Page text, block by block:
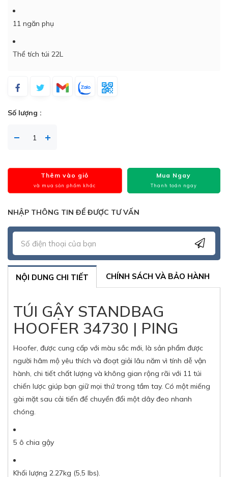
11 ngăn phụ
Thể tích túi 22L
Số lượng :
Thêm vào giỏ
và mua sản phẩm khác
Mua Ngay
Thanh toán ngay
NHẬP THÔNG TIN ĐỂ ĐƯỢC TƯ VẤN
NỘI DUNG CHI TIẾT CHÍNH SÁCH VÀ BẢO HÀNH
TÚI GẬY STANDBAG
HOOFER 34730 | PING
Hoofer, được cung cấp với màu sắc mới, là sản phẩm được
người hâm mộ yêu thích và đoạt giải lâu năm vì tính dễ vận
hành, chi tiết chất lượng và không gian rộng rãi với 11 túi
chiến lược giúp bạn giữ mọi thứ trong tầm tay. Có một miếng
gài mặt sau cải tiến để chuyển đổi một dây đeo nhanh
chóng.
5 ô chia gậy
Khối lượng 2.27kg (5,5 lbs).